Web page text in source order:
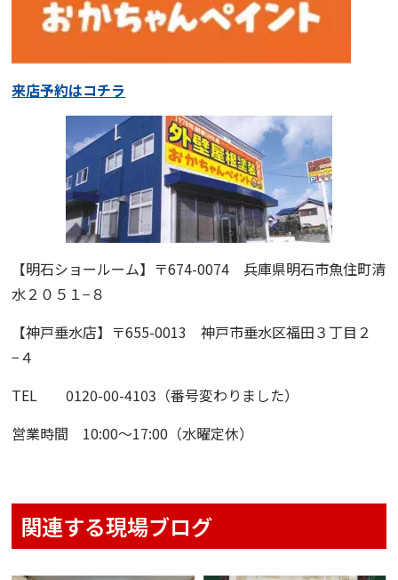
来店予約はコチラ
【明石ショールーム】 〒674-0074 兵庫県明石市魚住町清
水２０５１−８
【神戸垂水店】 〒655-0013 神戸市垂水区福田３丁目２
−４
TEL 0120-00-4103（番号変わりました）
営業時間 10:00〜17:00（水曜定休）
関連する現場ブログ